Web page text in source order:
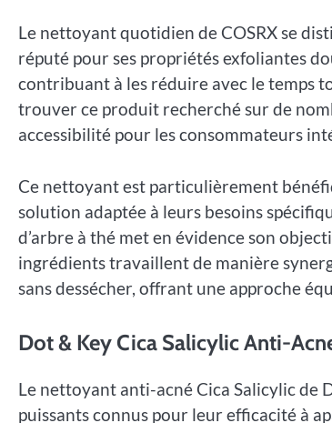
Le nettoyant quotidien de COSRX se
réputé pour ses propriétés exfoliantes
contribuant à les réduire avec le temps
trouver ce produit recherché sur de
accessibilité pour les consommateurs
Ce nettoyant est particulièrement
solution adaptée à leurs besoins
d’arbre à thé met en évidence son
ingrédients travaillent de manière
sans dessécher, offrant une approche
Dot & Key Cica Salicylic Anti-
Le nettoyant anti-acné Cica Salicylic de
puissants connus pour leur efficacité à